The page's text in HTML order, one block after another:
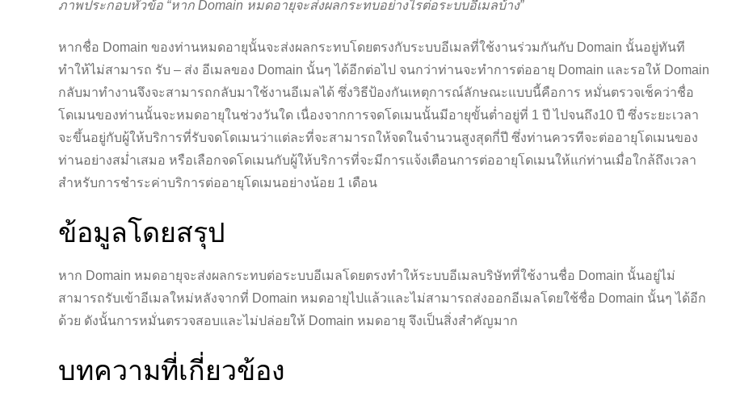
ภาพประกอบหัวข้อ “หาก Domain หมดอายุจะส่งผลกระทบอย่างไรต่อระบบอีเมลบ้าง”
หากชื่อ Domain ของท่านหมดอายุนั้นจะส่งผลกระทบโดยตรงกับระบบอีเมลที่ใช้งานร่วมกันกับ Domain นั้นอยู่ทันที
ทำให้ไม่สามารถ รับ – ส่ง อีเมลของ Domain นั้นๆ ได้อีกต่อไป จนกว่าท่านจะทำการต่ออายุ Domain และรอให้ Domain
กลับมาทำงานจึงจะสามารถกลับมาใช้งานอีเมลได้ ซึ่งวิธีป้องกันเหตุการณ์ลักษณะแบบนี้คือการ หมั่นตรวจเช็คว่าชื่อ
โดเมนของท่านนั้นจะหมดอายุในช่วงวันใด เนื่องจากการจดโดเมนนั้นมีอายุขั้นต่ำอยู่ที่ 1 ปี ไปจนถึง10 ปี ซึ่งระยะเวลา
จะขึ้นอยู่กับผู้ให้บริการที่รับจดโดเมนว่าแต่ละที่จะสามารถให้จดในจำนวนสูงสุดกี่ปี ซึ่งท่านควรทีจะต่ออายุโดเมนของ
ท่านอย่างสม่ำเสมอ หรือเลือกจดโดเมนกับผู้ให้บริการที่จะมีการแจ้งเตือนการต่ออายุโดเมนให้แก่ท่านเมื่อใกล้ถึงเวลา
สำหรับการชำระค่าบริการต่ออายุโดเมนอย่างน้อย 1 เดือน
ข้อมูลโดยสรุป
หาก Domain หมดอายุจะส่งผลกระทบต่อระบบอีเมลโดยตรงทำให้ระบบอีเมลบริษัทที่ใช้งานชื่อ Domain นั้นอยู่ไม่
สามารถรับเข้าอีเมลใหม่หลังจากที่ Domain หมดอายุไปแล้วและไม่สามารถส่งออกอีเมลโดยใช้ชื่อ Domain นั้นๆ ได้อีก
ด้วย ดังนั้นการหมั่นตรวจสอบและไม่ปล่อยให้ Domain หมดอายุ จึงเป็นสิ่งสำคัญมาก
บทความที่เกี่ยวข้อง